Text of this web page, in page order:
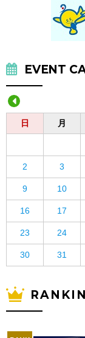
EVENT
日 月
2 3
9 10
16 17
23 24
30 31